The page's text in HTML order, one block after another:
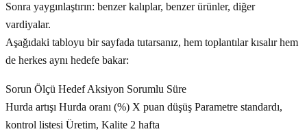
Sonra yaygınlaştırın: benzer kalıplar, benzer ürünler, diğer
vardiyalar.
Aşağıdaki tabloyu bir sayfada tutarsanız, hem toplantılar kısalır hem
de herkes aynı hedefe bakar:
Sorun Ölçü Hedef Aksiyon Sorumlu Süre
Hurda artışı Hurda oranı (%) X puan düşüş Parametre standardı,
kontrol listesi Üretim, Kalite 2 hafta